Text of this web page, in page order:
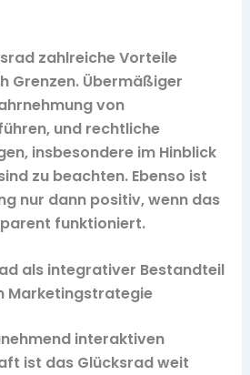
zahlreiche Vorteile
Grenzen. Übermäßiger
von
und rechtliche
insbesondere im Hinblick
zu beachten. Ebenso ist
nur dann positiv, wenn das
funktioniert.
als integrativer Bestandteil
Marketingstrategie
interaktiven
ist das Glücksrad weit